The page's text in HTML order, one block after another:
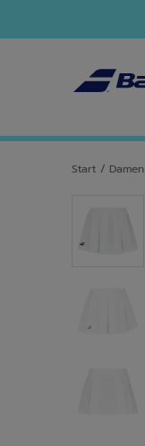
Start / Damen